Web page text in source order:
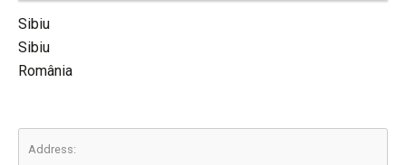
Sibiu
Sibiu
România
Address: